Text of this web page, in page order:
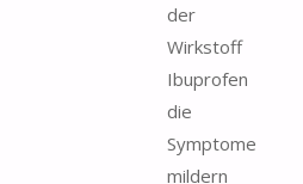
der
Wirkstoff
Ibuprofen
die
Symptome
mildern